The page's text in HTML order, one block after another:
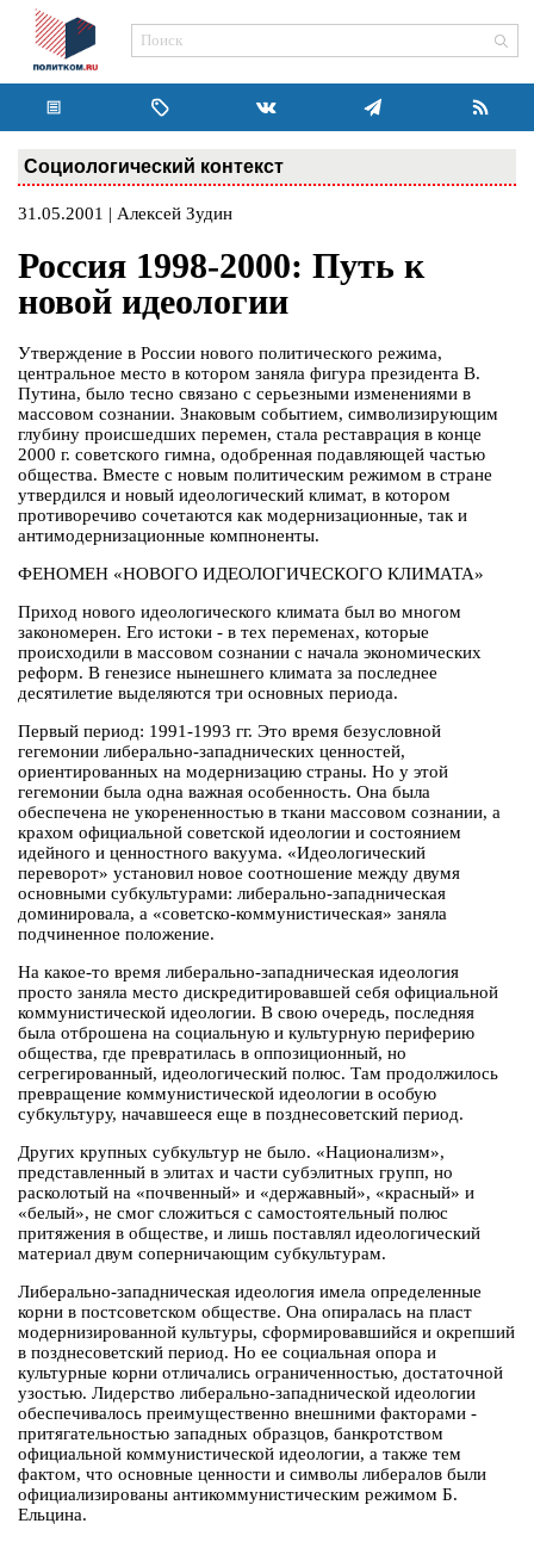
Социологический контекст
31.05.2001 | Алексей Зудин
Россия 1998-2000: Путь к
новой идеологии
Утверждение в России нового политического режима,
центральное место в котором заняла фигура президента В.
Путина, было тесно связано с серьезными изменениями в
массовом сознании. Знаковым событием, символизирующим
глубину происшедших перемен, стала реставрация в конце
2000 г. советского гимна, одобренная подавляющей частью
общества. Вместе с новым политическим режимом в стране
утвердился и новый идеологический климат, в котором
противоречиво сочетаются как модернизационные, так и
антимодернизационные компноненты.
ФЕНОМЕН «НОВОГО ИДЕОЛОГИЧЕСКОГО КЛИМАТА»
Приход нового идеологического климата был во многом
закономерен. Его истоки - в тех переменах, которые
происходили в массовом сознании с начала экономических
реформ. В генезисе нынешнего климата за последнее
десятилетие выделяются три основных периода.
Первый период: 1991-1993 гг. Это время безусловной
гегемонии либерально-западнических ценностей,
ориентированных на модернизацию страны. Но у этой
гегемонии была одна важная особенность. Она была
обеспечена не укорененностью в ткани массовом сознании, а
крахом официальной советской идеологии и состоянием
идейного и ценностного вакуума. «Идеологический
переворот» установил новое соотношение между двумя
основными субкультурами: либерально-западническая
доминировала, а «советско-коммунистическая» заняла
подчиненное положение.
На какое-то время либерально-западническая идеология
просто заняла место дискредитировавшей себя официальной
коммунистической идеологии. В свою очередь, последняя
была отброшена на социальную и культурную периферию
общества, где превратилась в оппозиционный, но
сегрегированный, идеологический полюс. Там продолжилось
превращение коммунистической идеологии в особую
субкультуру, начавшееся еще в позднесоветский период.
Других крупных субкультур не было. «Национализм»,
представленный в элитах и части субэлитных групп, но
расколотый на «почвенный» и «державный», «красный» и
«белый», не смог сложиться с самостоятельный полюс
притяжения в обществе, и лишь поставлял идеологический
материал двум соперничающим субкультурам.
Либерально-западническая идеология имела определенные
корни в постсоветском обществе. Она опиралась на пласт
модернизированной культуры, сформировавшийся и окрепший
в позднесоветский период. Но ее социальная опора и
культурные корни отличались ограниченностью, достаточной
узостью. Лидерство либерально-западнической идеологии
обеспечивалось преимущественно внешними факторами -
притягательностью западных образцов, банкротством
официальной коммунистической идеологии, а также тем
фактом, что основные ценности и символы либералов были
официализированы антикоммунистическим режимом Б.
Ельцина.